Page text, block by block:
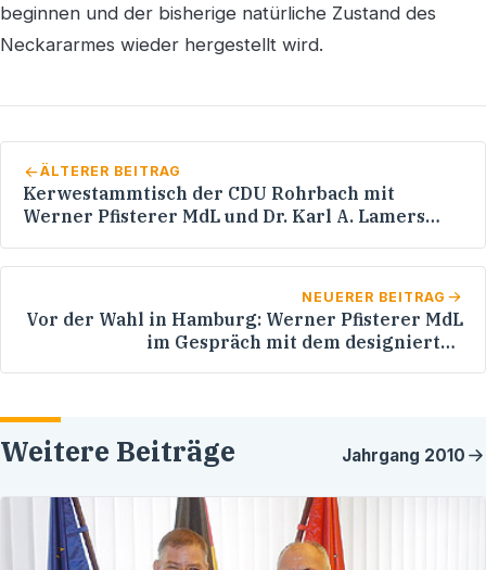
beginnen und der bisherige natürliche Zustand des
Neckararmes wieder hergestellt wird.
ÄLTERER BEITRAG
Kerwestammtisch der CDU Rohrbach mit
Werner Pfisterer MdL und Dr. Karl A. Lamers
NEUERER BEITRAG
Vor der Wahl in Hamburg: Werner Pfisterer MdL
im Gespräch mit dem designierten
Weitere Beiträge Jahrgang 2010